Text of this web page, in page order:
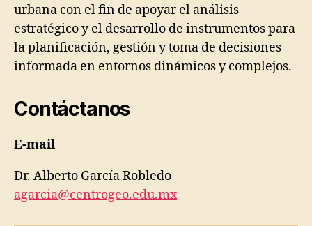
urbana con el fin de apoyar el análisis
estratégico y el desarrollo de instrumentos para
la planificación, gestión y toma de decisiones
informada en entornos dinámicos y complejos.
Contáctanos
E-mail
Dr. Alberto García Robledo
agarcia@centrogeo.edu.mx